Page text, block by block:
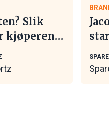
Slik
kjøperen